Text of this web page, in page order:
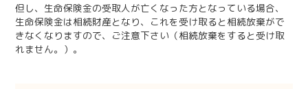
但し、生命保険金の受取人が亡くなった方となっている場合、
生命保険金は相続財産となり、これを受け取ると相続放棄がで
きなくなりますので、ご注意下さい（相続放棄をすると受け取
れません。）。